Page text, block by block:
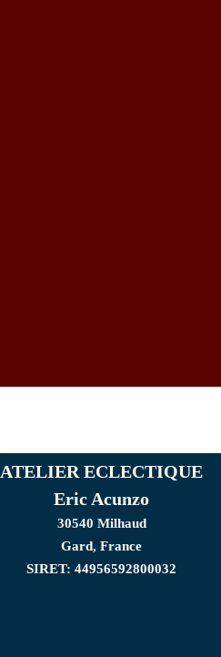
ATELIER ECLECTIQUE
Eric Acunzo
30540 Milhaud
Gard, France
SIRET: 44956592800032